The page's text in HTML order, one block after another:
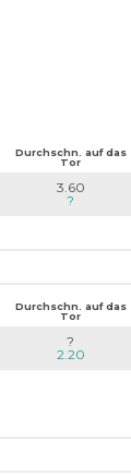
Durchschn. auf das
Tor
3.60
?
Durchschn. auf das
Tor
?
2.20